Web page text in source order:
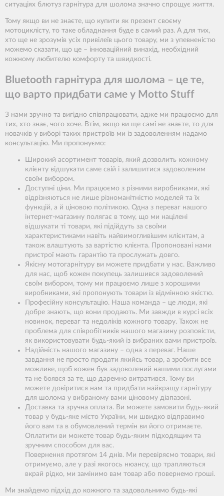
ситуаціях блютуз гарнітура для шолома значно спрощує життя.
Тому якщо ви не знаєте, що купити як презент своєму
мотоциклісту, то таке обладнання буде в самий раз. А для тих,
хто ще не зрозумів усіх привілеїв цього товару, ми з упевненістю
можемо сказати, що це – інноваційний винахід, необхідний
кожному любителю комфорту та швидкості.
Bluetooth гарнітура для шолома – це те,
що варто придбати саме у Motto Stuff
З нами зручно та вигідно співпрацювати, адже ми працюємо для
тих, хто знає, чого хоче. Втім, якщо ви ще самі не знаєте, то для
новачків у виборі таких пристроїв ми із задоволенням надамо
консультацію. Ми пропонуємо:
Широкий асортимент товарів, який дозволить кожному
клієнту відшукати саме свій і залишитися задоволеним
своїм вибором.
Доступні ціни. Ми працюємо з різними виробниками, які
відрізняються не лише різноманітністю моделей та їх
функцій, а й ціновою політикою. Одна з переваг нашого
інтернет-магазину полягає в тому, що ми націлені
відшукати ті товари, які підійдуть за своїми
характеристиками навіть найвимогливішим клієнтам, а
також влаштують за вартістю клієнта. Пропоновані нами
пристрої мають гарантію та прослужать довго.
Якісну мотогарнітуру ви можете придбати у нас. Важливо
для нас, щоб кожен покупець залишився задоволений
своїм вибором, тому ми працюємо лише з хорошими
виробниками, які пропонують товари із відмінною якістю.
Професійну консультацію. Наша команда – це люди, які
добре знають, що вони продають. Ми завжди в курсі всіх
новинок, переваг та недоліків кожного товару. Також не
проблема для співробітників нашого магазину розповісти,
як використовувати будь-який із вибраних вами пристроїв.
Надійність нашого магазину – одна з переваг. Наше
завдання не просто продати якийсь товар, а зробити все
можливе, щоб кожен був задоволений нашими послугами
та не боявся за те, що даремно витратився. Тому ви
можете довіритися нам та придбати найкращу гарнітуру
для шолома у вибраному вами ціновому діапазоні.
Доставка та зручна оплата. Ви можете замовити будь-який
товар у будь-яке місто України, ми швидко відправимо
його вам та в обумовлений термін ви його отримаєте.
Оплатити ви можете товар будь-яким підходящим та
зручним способом для вас.
Повернення протягом 14 днів. Ми перевіряємо товари, які
отримуємо, але у разі якогось нюансу, що трапляються
вкрай рідко, ми замінимо вам товар або повернемо гроші.
Ми знайдемо підхід до кожного та задовольнимо будь-які